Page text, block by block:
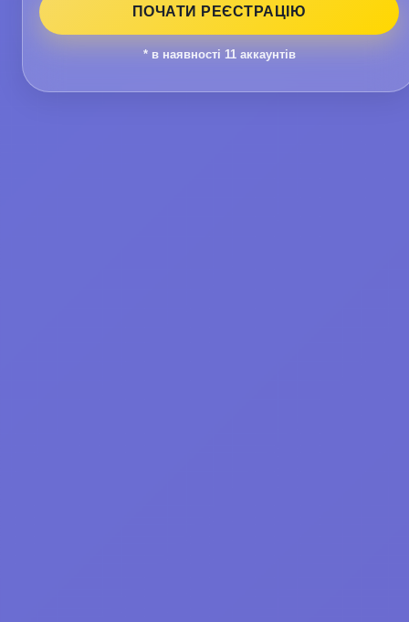
ПОЧАТИ РЕЄСТРАЦІЮ
* в наявності 11аккаунтів